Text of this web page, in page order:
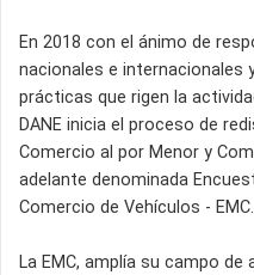
En 2018 con el ánimo de
nacionales e internacionales
prácticas que rigen la
DANE inicia el proceso de
Comercio al por Menor y
adelante denominada
Comercio de Vehículos - EMC.
La EMC, amplía su campo de